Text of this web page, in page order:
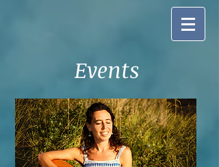
Events